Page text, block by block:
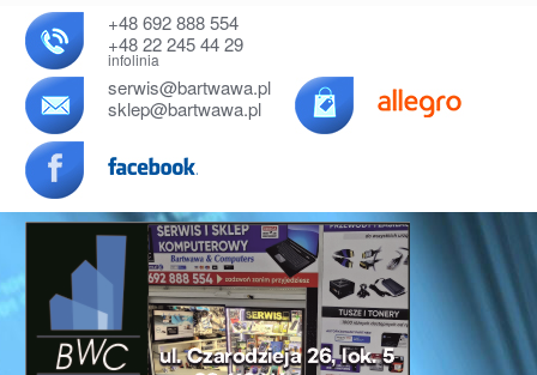
+48 692 888 554
+48 22 245 44 29
infolinia
serwis@bartwawa.pl
sklep@bartwawa.pl
Przejdź do nawigacji
Przejdź do treści